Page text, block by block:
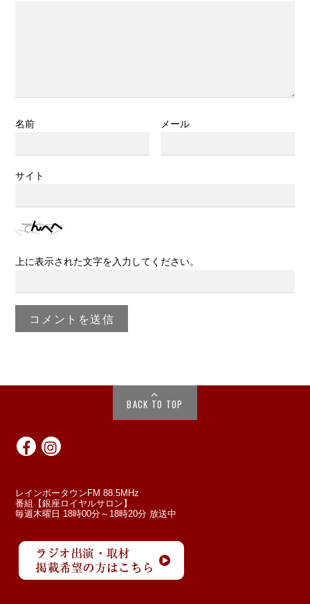
名前 メール
サイト
上に表示された文字を入力してください。
BACK TO TOP
レインボータウンFM 88.5MHz
番組【銀座ロイヤルサロン】
毎週木曜日 18時00分～18時20分 放送中